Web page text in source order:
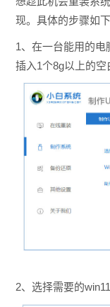
现。具体的步骤如下
1、在一台能用的电
插入1个8g以上的空
2、选择需要的